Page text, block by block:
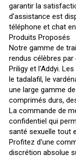
garantir la
d'assistance est
téléphone et chat
Produits Proposés
Notre gamme de
rendus célèbres par
Priligy et l'Addyi.
le tadalafil, le
une large gamme
comprimés durs,
La commande de
confidentiel qui
santé sexuelle tout
Profitez d'une
discrétion absolue